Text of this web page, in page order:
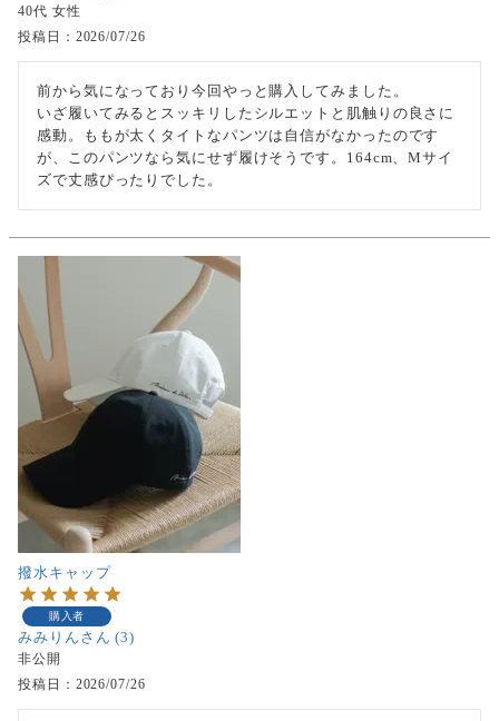
40代 女性
投稿日
2026/07/26
前から気になっており今回やっと購入してみました。
いざ履いてみるとスッキリしたシルエットと肌触りの良さに
感動。ももが太くタイトなパンツは自信がなかったのです
が、このパンツなら気にせず履けそうです。164cm、Mサイ
ズで丈感ぴったりでした。
撥水キャップ
購入者
みみりん 3
非公開
投稿日
2026/07/26